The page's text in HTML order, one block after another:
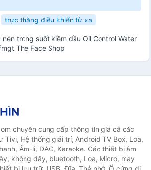
trực thăng điều khiển từ xa
nén trong suốt kiềm dầu Oil Control Water
The Face Shop
chuyên cung cấp thông tin giá cả các
Tivi, Hệ thống giải trí, Android TV Box, Loa,
Âm-li, DAC, Karaoke. Các thiết bị âm
không dây, bluetooth, Loa, Micro, máy